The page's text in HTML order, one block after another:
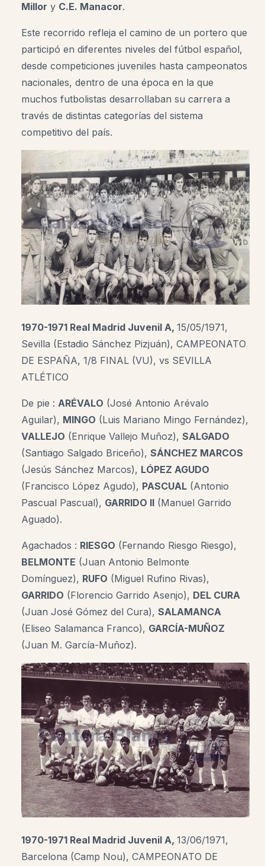
Millor y C.E. Manacor.
Este recorrido refleja el camino de un portero que
participó en diferentes niveles del fútbol español,
desde competiciones juveniles hasta campeonatos
nacionales, dentro de una época en la que
muchos futbolistas desarrollaban su carrera a
través de distintas categorías del sistema
competitivo del país.
1970-1971 Real Madrid Juvenil A, 15/05/1971,
Sevilla (Estadio Sánchez Pizjuán), CAMPEONATO
DE ESPAÑA, 1/8 FINAL (VU), vs SEVILLA
ATLÉTICO
De pie : ARÉVALO (José Antonio Arévalo
Aguilar), MINGO (Luis Mariano Mingo Fernández),
VALLEJO (Enrique Vallejo Muñoz), SALGADO
(Santiago Salgado Briceño), SÁNCHEZ MARCOS
(Jesús Sánchez Marcos), LÓPEZ AGUDO
(Francisco López Agudo), PASCUAL (Antonio
Pascual Pascual), GARRIDO II (Manuel Garrido
Aguado).
Agachados : RIESGO (Fernando Riesgo Riesgo),
BELMONTE (Juan Antonio Belmonte
Domínguez), RUFO (Miguel Rufino Rivas),
GARRIDO (Florencio Garrido Asenjo), DEL CURA
(Juan José Gómez del Cura), SALAMANCA
(Eliseo Salamanca Franco), GARCÍA-MUÑOZ
(Juan M. García-Muñoz).
1970-1971 Real Madrid Juvenil A, 13/06/1971,
Barcelona (Camp Nou), CAMPEONATO DE